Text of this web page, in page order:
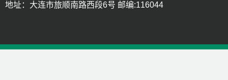
地址：大连市旅顺南路西段6号 邮编:116044